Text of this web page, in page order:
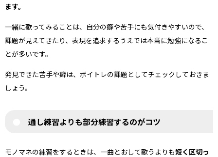
ます。
一緒に歌ってみることは、自分の癖や苦手にも気付きやすいので、
課題が見えてきたり、表現を追求するうえでは本当に勉強になるこ
とが多いです。
発見できた苦手や癖は、ボイトレの課題としてチェックしておきま
しょう。
通し練習よりも部分練習するのがコツ
モノマネの練習をするときは、一曲とおして歌うよりも短く区切っ